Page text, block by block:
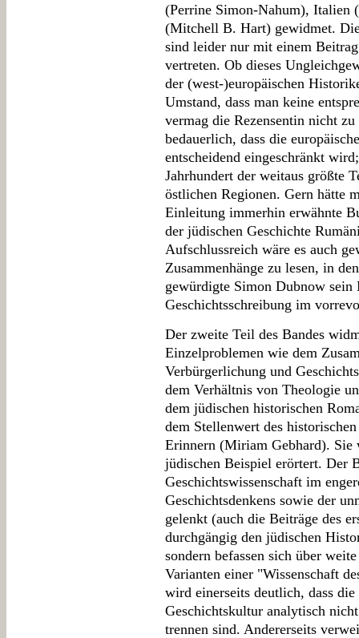
(Perrine Simon-Nahum), Italien
(Mitchell B. Hart) gewidmet.
sind leider nur mit einem
vertreten. Ob dieses
der (west-)europäischen
Umstand, dass man keine
vermag die Rezensentin nicht
bedauerlich, dass die
entscheidend eingeschränkt
Jahrhundert der weitaus größte
östlichen Regionen. Gern hätte
Einleitung immerhin erwähnte
der jüdischen Geschichte
Aufschlussreich wäre es auch
Zusammenhänge zu lesen, in
gewürdigte Simon Dubnow
Geschichtsschreibung im
Der zweite Teil des Bandes
Einzelproblemen wie dem
Verbürgerlichung und
dem Verhältnis von Theologie
dem jüdischen historischen
dem Stellenwert des
Erinnern (Miriam Gebhard). Sie
jüdischen Beispiel erörtert. Der
Geschichtswissenschaft im
Geschichtsdenkens sowie der
gelenkt (auch die Beiträge des
durchgängig den jüdischen
sondern befassen sich über
Varianten einer "Wissenschaft
wird einerseits deutlich, dass
Geschichtskultur analytisch
trennen sind. Andererseits